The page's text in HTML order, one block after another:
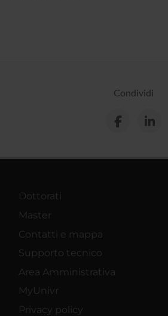
Condividi
Dottorati
Master
Contatti e mappa
Supporto tecnico
Area Amministrativa
MyUnivr
Privacy policy